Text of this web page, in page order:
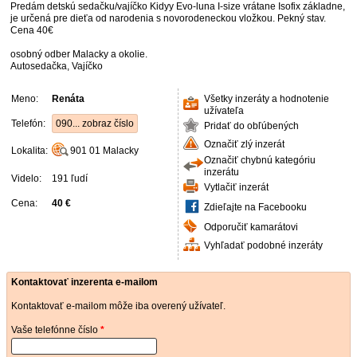
Predám detskú sedačku/vajíčko Kidyy Evo-luna I-size vrátane Isofix základne,
je určená pre dieťa od narodenia s novorodeneckou vložkou. Pekný stav.
Cena 40€
osobný odber Malacky a okolie.
Autosedačka, Vajíčko
Meno: Renáta
Telefón: 090... zobraz číslo
Lokalita: 901 01 Malacky
Videlo: 191 ľudí
Cena: 40 €
Všetky inzeráty a hodnotenie
užívateľa
Pridať do obľúbených
Označiť zlý inzerát
Označiť chybnú kategóriu
inzerátu
Vytlačiť inzerát
Zdieľajte na Facebooku
Odporučiť kamarátovi
Vyhľadať podobné inzeráty
Kontaktovať inzerenta e-mailom
Kontaktovať e-mailom môže iba overený užívateľ.
Vaše telefónne číslo *